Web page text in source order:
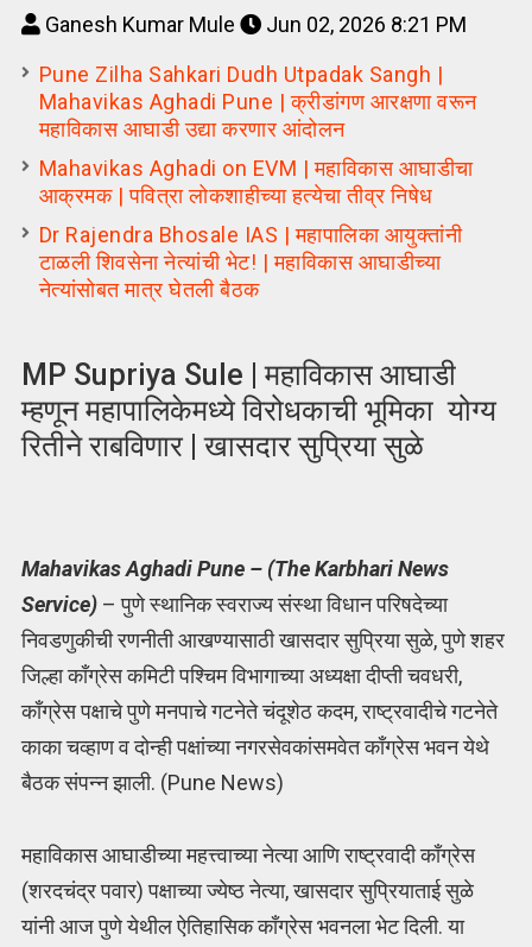
Ganesh Kumar Mule
Jun 02, 2026 8:21 PM
Pune Zilha Sahkari Dudh Utpadak Sangh |
Mahavikas Aghadi Pune | क्रीडांगण आरक्षणा वरून
महाविकास आघाडी उद्या करणार आंदोलन
Mahavikas Aghadi on EVM | महाविकास आघाडीचा
आक्रमक | पवित्रा लोकशाहीच्या हत्येचा तीव्र निषेध
Dr Rajendra Bhosale IAS | महापालिका आयुक्तांनी
टाळली शिवसेना नेत्यांची भेट! | महाविकास आघाडीच्या
नेत्यांसोबत मात्र घेतली बैठक
MP Supriya Sule | महाविकास आघाडी
म्हणून महापालिकेमध्ये विरोधकाची भूमिका योग्य
रितीने राबविणार | खासदार सुप्रिया सुळे
Mahavikas Aghadi Pune – (The Karbhari News
Service)– पुणे स्थानिक स्वराज्य संस्था विधान परिषदेच्या
निवडणुकीची रणनीती आखण्यासाठी खासदार सुप्रिया सुळे, पुणे शहर
जिल्हा काँग्रेस कमिटी पश्चिम विभागाच्या अध्यक्षा दीप्ती चवधरी,
काँग्रेस पक्षाचे पुणे मनपाचे गटनेते चंदूशेठ कदम, राष्ट्रवादीचे गटनेते
काका चव्‍हाण व दोन्ही पक्षांच्या नगरसेवकांसमवेत काँग्रेस भवन येथे
बैठक संपन्न झाली. (Pune News)
महाविकास आघाडीच्या महत्त्वाच्या नेत्या आणि राष्ट्रवादी काँग्रेस
(शरदचंद्र पवार) पक्षाच्या ज्येष्ठ नेत्या, खासदार सुप्रियाताई सुळे
यांनी आज पुणे येथील ऐतिहासिक काँग्रेस भवनला भेट दिली. या